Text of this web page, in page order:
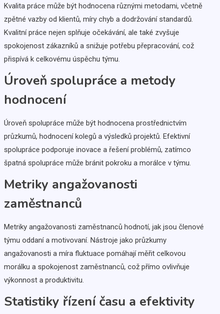
Kvalita práce může být hodnocena různými metodami, včetně
zpětné vazby od klientů, míry chyb a dodržování standardů.
Kvalitní práce nejen splňuje očekávání, ale také zvyšuje
spokojenost zákazníků a snižuje potřebu přepracování, což
přispívá k celkovému úspěchu týmu.
Úroveň spolupráce a metody
hodnocení
Úroveň spolupráce může být hodnocena prostřednictvím
průzkumů, hodnocení kolegů a výsledků projektů. Efektivní
spolupráce podporuje inovace a řešení problémů, zatímco
špatná spolupráce může bránit pokroku a morálce v týmu.
Metriky angažovanosti
zaměstnanců
Metriky angažovanosti zaměstnanců hodnotí, jak jsou členové
týmu oddaní a motivovaní. Nástroje jako průzkumy
angažovanosti a míra fluktuace pomáhají měřit celkovou
morálku a spokojenost zaměstnanců, což přímo ovlivňuje
výkonnost a produktivitu.
Statistiky řízení času a efektivity